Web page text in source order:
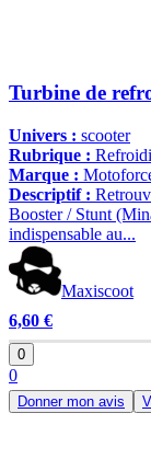
Turbine de
Univers : scooter
Rubrique :
Marque :
Descriptif :
Booster / Stunt
indispensable au...
Maxiscoot
6,60 €
0
0
Donner mon avis